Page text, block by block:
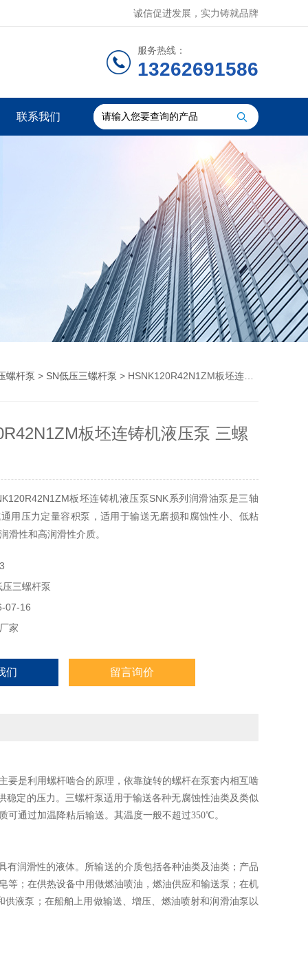
诚信促进发展，实力铸就品牌
服务热线：
13262691586
联系我们
螺杆泵 > SN低压三螺杆泵 > HSNK120R42N1ZM板坯连铸机液压泵 三螺杆泵
板坯连铸机液压泵 三螺
板坯连铸机液压泵SNK系列润滑油泵是三轴
用压力定量容积泵，适用于输送无磨损和腐蚀性小、低粘
滑性和高润滑性介质。
三螺杆泵
07-16
家
们 留言询价
要是利用螺杆啮合的原理，依靠旋转的螺杆在泵套内相互啮
定的压力。三螺杆泵适用于输送各种无腐蚀性油类及类似
可通过加温降粘后输送。其温度一般不超过350℃。
润滑性的液体。所输送的介质包括各种油类及油类；产品
等；在供热设备中用做燃油喷油，燃油供应和输送泵；在机
液泵；在船舶上用做输送、增压、燃油喷射和润滑油泵以